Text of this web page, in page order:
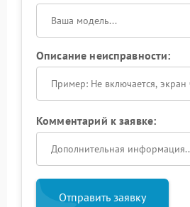
Описание неисправности:
Комментарий к заявке:
Отправить заявку